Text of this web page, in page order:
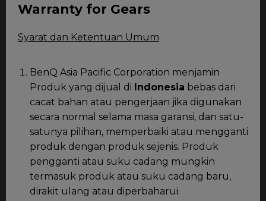
Warranty for Gears
Syarat dan Ketentuan Umum
BenQ Asia Pacific Corporation menjamin
Produk yang dijual di Indonesia bebas dari
cacat bahan atau pengerjaan jika digunakan
secara normal selama masa garansi, dan satu-
satunya pilihan, memperbaiki atau mengganti
produk dengan produk sejenis. Produk
pengganti atau suku cadang mungkin
termasuk produk atau suku cadang baru,
dirakit ulang atau diperbaharui.